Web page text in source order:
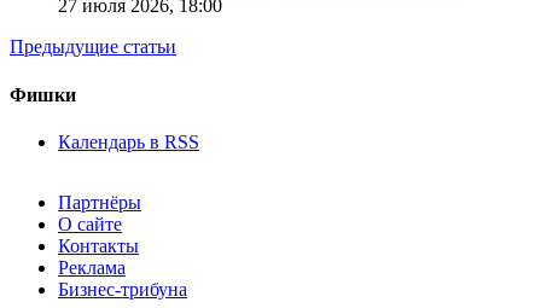
27 июля 2026, 18:00
Предыдущие статьи
Фишки
Календарь в RSS
Партнёры
О сайте
Контакты
Реклама
Бизнес-трибуна